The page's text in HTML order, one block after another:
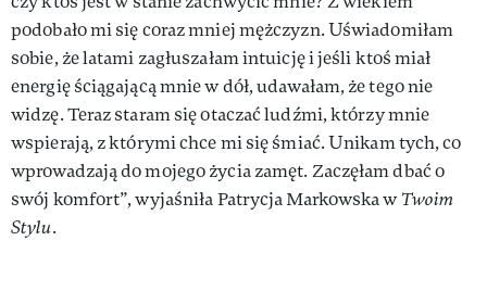
podobało mi się coraz mniej mężczyzn. Uświadomiłam
sobie, że latami zagłuszałam intuicję i jeśli ktoś miał
energię ściągającą mnie w dół, udawałam, że tego nie
widzę. Teraz staram się otaczać ludźmi, którzy mnie
wspierają, z którymi chce mi się śmiać. Unikam tych, co
wprowadzają do mojego życia zamęt. Zaczęłam dbać o
swój komfort”, wyjaśniła Patrycja Markowska wTwoim
Stylu.